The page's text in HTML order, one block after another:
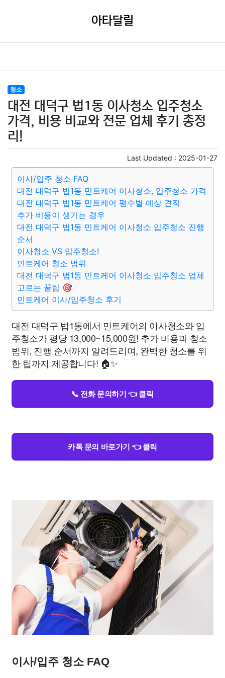
아타달릴
청소
대전 대덕구 법1동 이사청소 입주청소
가격, 비용 비교와 전문 업체 후기 총정
리!
Last Updated : 2025-01-27
이사/입주 청소 FAQ
대전 대덕구 법1동 민트케어 이사청소, 입주청소 가격
대전 대덕구 법1동 민트케어 평수별 예상 견적
추가 비용이 생기는 경우
대전 대덕구 법1동 민트케어 이사청소 입주청소 진행
순서
이사청소 VS 입주청소!
민트케어 청소 범위
대전 대덕구 법1동 민트케어 이사청소 입주청소 업체
고르는 꿀팁 🎯
민트케어 이사/입주청소 후기
대전 대덕구 법1동에서 민트케어의 이사청소와 입
주청소가 평당 13,000~15,000원! 추가 비용과 청소
범위, 진행 순서까지 알려드리며, 완벽한 청소를 위
한 팁까지 제공합니다! 🏠✨
📞 전화 문의하기 👈 클릭
카톡 문의 바로가기 👈 클릭
이사/입주 청소 FAQ